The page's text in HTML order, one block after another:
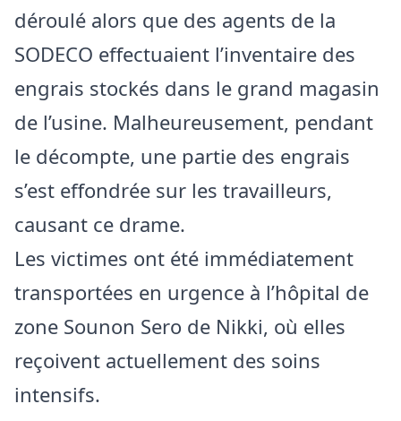
déroulé alors que des agents de la
SODECO effectuaient l’inventaire des
engrais stockés dans le grand magasin
de l’usine. Malheureusement, pendant
le décompte, une partie des engrais
s’est effondrée sur les travailleurs,
causant ce drame.
Les victimes ont été immédiatement
transportées en urgence à l’hôpital de
zone Sounon Sero de Nikki, où elles
reçoivent actuellement des soins
intensifs.